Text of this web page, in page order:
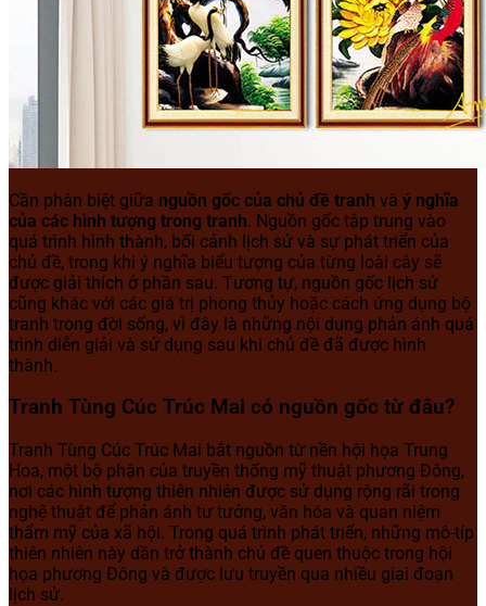
Cần phân biệt giữa nguồn gốc của chủ đề tranh và ý nghĩa
của các hình tượng trong tranh. Nguồn gốc tập trung vào
quá trình hình thành, bối cảnh lịch sử và sự phát triển của
chủ đề, trong khi ý nghĩa biểu tượng của từng loài cây sẽ
được giải thích ở phần sau. Tương tự, nguồn gốc lịch sử
cũng khác với các giá trị phong thủy hoặc cách ứng dụng bộ
tranh trong đời sống, vì đây là những nội dung phản ánh quá
trình diễn giải và sử dụng sau khi chủ đề đã được hình
thành.
Tranh Tùng Cúc Trúc Mai có nguồn gốc từ đâu?
Tranh Tùng Cúc Trúc Mai bắt nguồn từ nền hội họa Trung
Hoa, một bộ phận của truyền thống mỹ thuật phương Đông,
nơi các hình tượng thiên nhiên được sử dụng rộng rãi trong
nghệ thuật để phản ánh tư tưởng, văn hóa và quan niệm
thẩm mỹ của xã hội. Trong quá trình phát triển, những mô-típ
thiên nhiên này dần trở thành chủ đề quen thuộc trong hội
họa phương Đông và được lưu truyền qua nhiều giai đoạn
lịch sử.